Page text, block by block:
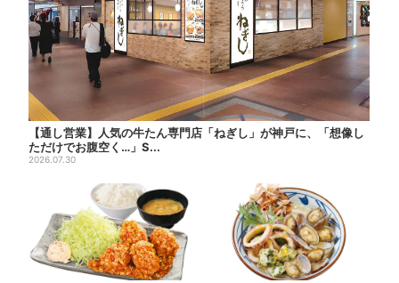
【通し営業】人気の牛たん専門店「ねぎし」が神戸に、「想像し
ただけでお腹空く…」S...
2026.07.30